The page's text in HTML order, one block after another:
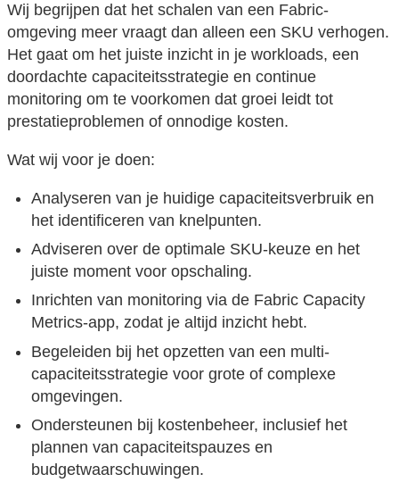
Wij begrijpen dat het schalen van een Fabric-
omgeving meer vraagt dan alleen een SKU verhogen.
Het gaat om het juiste inzicht in je workloads, een
doordachte capaciteitsstrategie en continue
monitoring om te voorkomen dat groei leidt tot
prestatieproblemen of onnodige kosten.
Wat wij voor je doen:
Analyseren van je huidige capaciteitsverbruik en
het identificeren van knelpunten.
Adviseren over de optimale SKU-keuze en het
juiste moment voor opschaling.
Inrichten van monitoring via de Fabric Capacity
Metrics-app, zodat je altijd inzicht hebt.
Begeleiden bij het opzetten van een multi-
capaciteitsstrategie voor grote of complexe
omgevingen.
Ondersteunen bij kostenbeheer, inclusief het
plannen van capaciteitspauzes en
budgetwaarschuwingen.